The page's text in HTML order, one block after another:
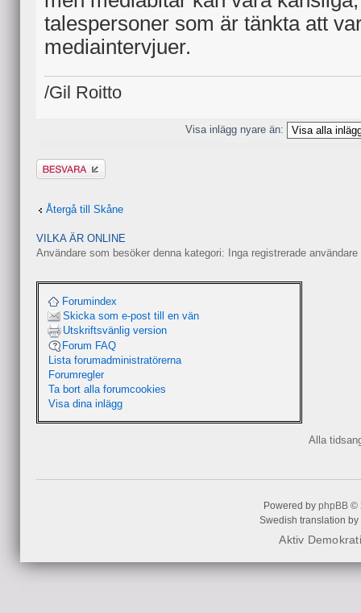
talespersoner som är tänkta att
mediaintervjuer.
/Gil Roitto
Visa inlägg nyare än:
Besvara
Återgå till Skåne
VILKA ÄR ONLINE
Användare som besöker denna kategori: Inga registrerade
Forumindex
Skicka som e-post till en vän
Utskriftsvänlig version
Forum FAQ
Lista forumadministratörerna
Forumregler
Ta bort alla forumcookies
Visa dina inlägg
Alla
Powered by phpBB©
Swedish translation by
Aktiv Demokrati